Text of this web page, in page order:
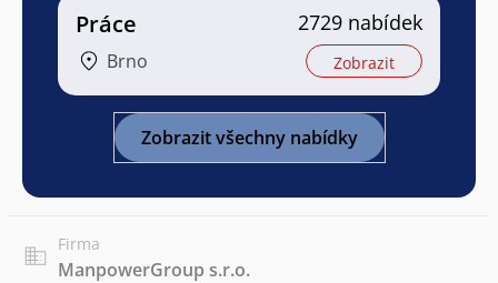
Práce
Brno
2729 nabídek
Zobrazit
Zobrazit všechny nabídky
Firma
ManpowerGroup s.r.o.